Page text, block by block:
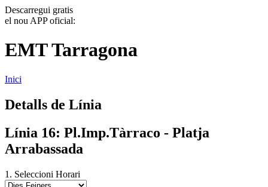
Descarregui gratis
el nou APP oficial:
EMT Tarragona
Inici
Detalls de Línia
Línia 16: Pl.Imp.Tàrraco - Platja
Arrabassada
1. Seleccioni Horari